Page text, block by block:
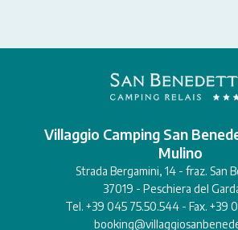
Villaggio Camping San
Mulino
Strada Bergamini, 14 - fraz. San
37019 - Peschiera del
Tel. +39 045 75.50.544 - Fax. +39